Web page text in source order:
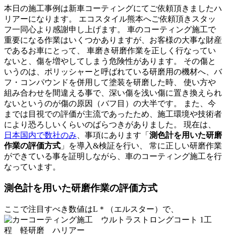
本日の施工事例は新車コーティングにてご依頼頂きましたハ
リアーになります。 エコスタイル熊本へご依頼頂きスタッ
フ一同心より感謝申し上げます。 車のコーティング施工で
重要になる作業はいくつかありますが、お客様の大事な財産
であるお車にとって、 車磨き研磨作業を正しく行なってい
ないと、傷を増やしてしまう危険性があります。 その傷と
いうのは、ポリッシャーと呼ばれている研磨用の機材へ、バ
フ・コンパウンドを併用して塗装を研磨した時、 使い方や
組み合わせを間違える事で、深い傷を浅い傷に置き換えられ
ないというのが傷の原因（バフ目）の大半です。 また、今
までは目視での評価が主流であったため、施工環境や技術者
により恐ろしいくらいのばらつきがありました。 現在は、
日本国内で数社のみ 、事項にあります「 測色計を用いた研磨
作業の評価方式 」を導入&検証を行い、 常に正しい研磨作業
ができている事を証明しながら、車のコーティング施工を行
なっています。
測色計を用いた研磨作業の評価方式
ここで注目すべき数値はL＊ （エルスター）で、